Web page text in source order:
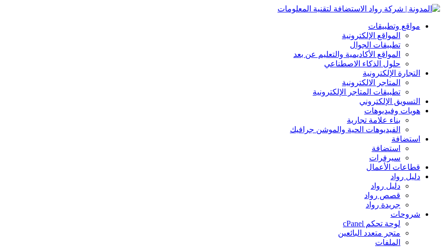
مواقع وتطبيقات
المواقع الإلكترونية
تطبيقات الجوال
المواقع الأكاديمية والتعليم عن بعد
حلول الذكاء الاصطناعي
التجارة الإلكترونية
المتاجر الالكترونية
تطبيقات المتاجر الإلكترونية
التسويق الإلكتروني
هويات وفيديوهات
بناء علامة تجارية
الفيديوهات الحية والموشن جرافيك
استضافة
استضافة
سيرفرات
قطاعات الأعمال
دليل رواد
دليل رواد
قصص رواد
جريدة رواد
شروحات
لوحة تحكم cPanel
متجر متعدد البائعين
الملفات